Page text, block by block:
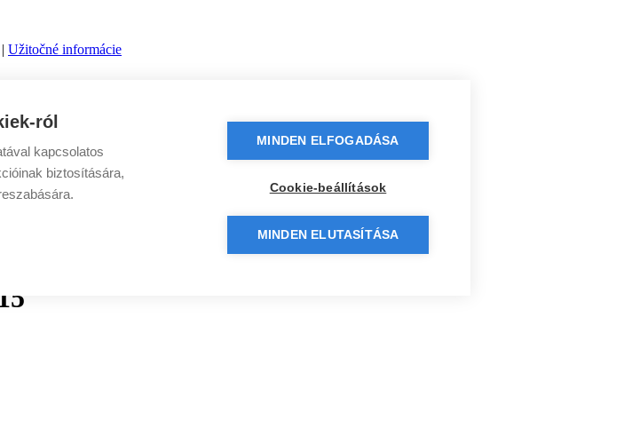
| Užitočné informácie
ról
kapcsolatos
biztosítására,
MINDEN ELFOGADÁSA
Cookie-beállítások
MINDEN ELUTASÍTÁSA